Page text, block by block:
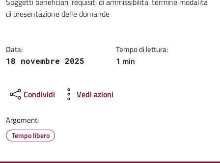
Dettagli della notizia
di presentazione delle domande
Data:
18 novembre 2025
Tempo di lettura:
1 min
Condividi Vedi azioni
Argomenti
Tempo libero